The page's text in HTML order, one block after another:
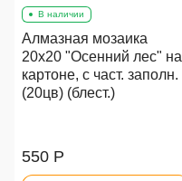
В наличии
Алмазная мозаика
20х20 "Осенний лес" на
картоне, с част. заполн.
(20цв) (блест.)
550 Р